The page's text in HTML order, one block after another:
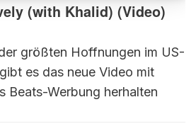
(with Khalid) (Video)
größten Hoffnungen im US-
es das neue Video mit
Beats-Werbung herhalten